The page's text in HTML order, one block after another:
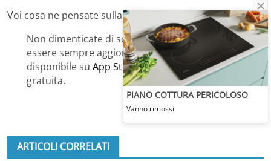
Voi cosa ne pensate sulla questione?
Non dimenticate di scaricare la Blogo App, per
essere sempre aggiornati sui nostri contenuti. E’
disponibile su App Storee su Google Played è
gratuita.
ARTICOLI CORRELATI
PIANO COTTURA PERICOLOSO
Vanno rimossi